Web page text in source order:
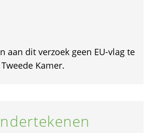
aan dit verzoek geen EU-vlag te
Kamer.